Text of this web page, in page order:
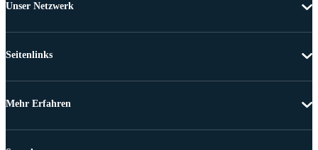
Unser Netzwerk
Seitenlinks
Mehr Erfahren